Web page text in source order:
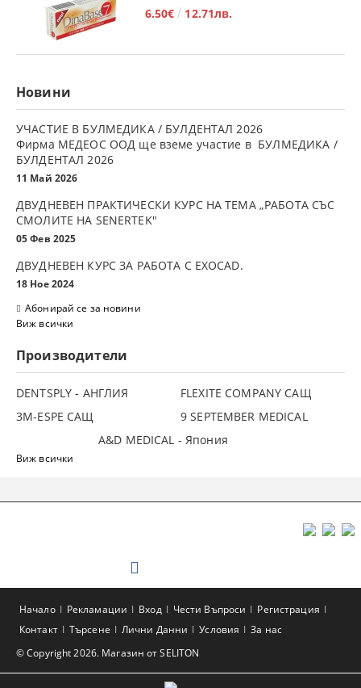
6.50€ 12.71лв.
Новини
УЧАСТИЕ В БУЛМЕДИКА / БУЛДЕНТАЛ 2026
Фирма МЕДЕОС ООД ще вземе участие в БУЛМЕДИКА /
БУЛДЕНТАЛ 2026
11 Май 2026
ДВУДНЕВЕН ПРАКТИЧЕСКИ КУРС НА ТЕМА „РАБОТА СЪС
СМОЛИТЕ НА SENERTEK"
05 Фев 2025
ДВУДНЕВЕН КУРС ЗА РАБОТА С ЕXOCAD.
18 Ное 2024
Абонирай се за новини
Виж всички
Производители
DENTSPLY - АНГЛИЯ
FLEXITE COMPANY САЩ
3М-ESPE САЩ
9 SEPTEMBER MEDICAL
A&D MEDICAL - Япония
Виж всички
© Copyright 2026. Магазин от SELITON
Начало Рекламации Вход Чести Въпроси
Регистрация
Контакт
Търсене Лични Данни Условия За нас